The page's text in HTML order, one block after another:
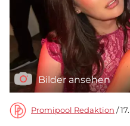
Bilder ansehen
Promipool Redaktion /